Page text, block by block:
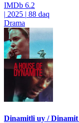
IMDb 6.2
| 2025 | 88 daq
Drama
Dinamitli uy /